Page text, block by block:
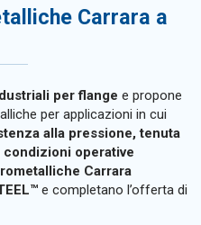
Carrara a
per flange e propone
per applicazioni in cui
alla pressione, tenuta
operative
Carrara
e completano l’offerta di